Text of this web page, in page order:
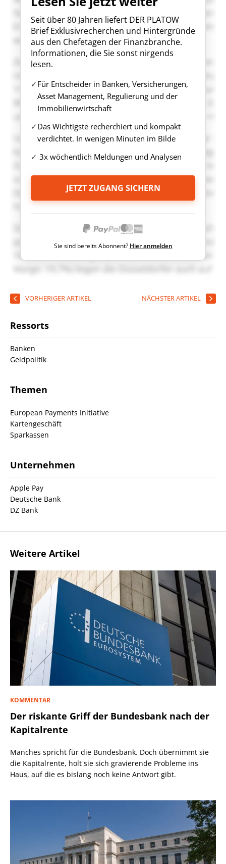
Seit über 80 Jahren liefert DER PLATOW
Brief Exklusivrecherchen und Hintergründe
aus den Chefetagen der Finanzbranche.
Informationen, die Sie sonst nirgends
lesen.
Für Entscheider in Banken, Versicherungen,
Asset Management, Regulierung und der
Immobilienwirtschaft
Das Wichtigste recherchiert und kompakt
verdichtet. In wenigen Minuten im Bilde
3x wöchentlich Meldungen und Analysen
JETZT ZUGANG SICHERN
Sie sind bereits Abonnent? Hier anmelden
VORHERIGER ARTIKEL NÄCHSTER ARTIKEL
Ressorts
Banken
Geldpolitik
Themen
European Payments Initiative
Kartengeschäft
Sparkassen
Unternehmen
Apple Pay
Deutsche Bank
DZ Bank
Weitere Artikel
KOMMENTAR
Der riskante Griff der Bundesbank nach der
Kapitalrente
Manches spricht für die Bundesbank. Doch übernimmt sie
die Kapitalrente, holt sie sich gravierende Probleme ins
Haus, auf die es bislang noch keine Antwort gibt.